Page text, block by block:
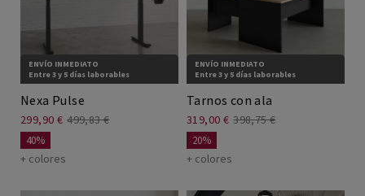
ENVÍO INMEDIATO
Entre 3 y 5 días laborables
Nexa Pulse
299,90 € 499,83 €
40%
+ colores
ENVÍO INMEDIATO
Entre 3 y 5 días laborables
Tarnos con ala
319,00 € 398,75 €
20%
+ colores